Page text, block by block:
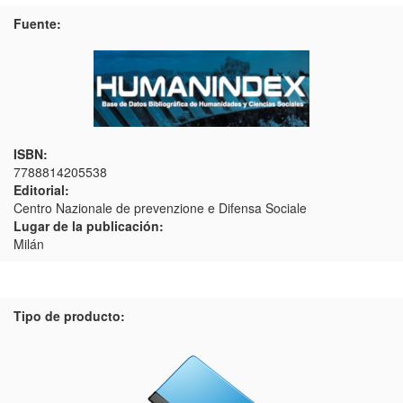
Fuente:
ISBN:
7788814205538
Editorial:
Centro Nazionale de prevenzione e Difensa Sociale
Lugar de la publicación:
Milán
Tipo de producto: